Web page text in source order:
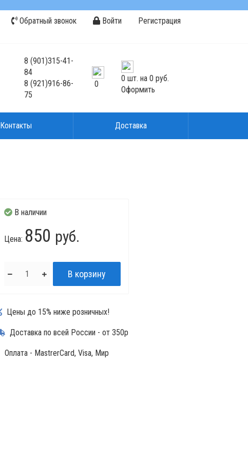
Обратный звонок Войти Регистрация
8(901)315-41-
84
8(921)916-86-
75
0
0 шт. на 0 руб.
Оформить
Контакты Доставка
В наличии
Цена: 850 руб.
Цены до 15% ниже розничных!
Доставка по всей России - от 350р
Оплата - MastrerCard, Visa, Мир